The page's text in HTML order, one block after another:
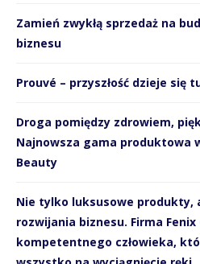
Zamień zwykłą sprzedaż na
biznesu
Prouvé – przyszłość dzieje się
Droga pomiędzy zdrowiem,
Najnowsza gama produktowa
Beauty
Nie tylko luksusowe produkty,
rozwijania biznesu. Firma
kompetentnego człowieka,